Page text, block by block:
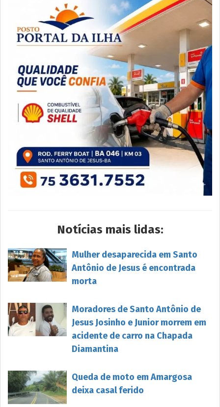
Notícias mais lidas:
Mulher desaparecida em Santo
Antônio de Jesus é encontrada
morta
Moradores de Santo Antônio de
Jesus Josinho e Junior morrem em
acidente de carro na Chapada
Diamantina
Queda de moto em Amargosa
deixa casal ferido